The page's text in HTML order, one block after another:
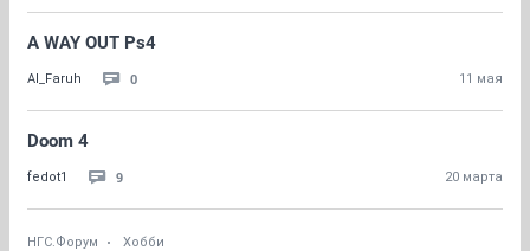
A WAY OUT Ps4
Al_Faruh 0 11 мая
Doom 4
fedot1 9 20 марта
НГС.Форум Хобби